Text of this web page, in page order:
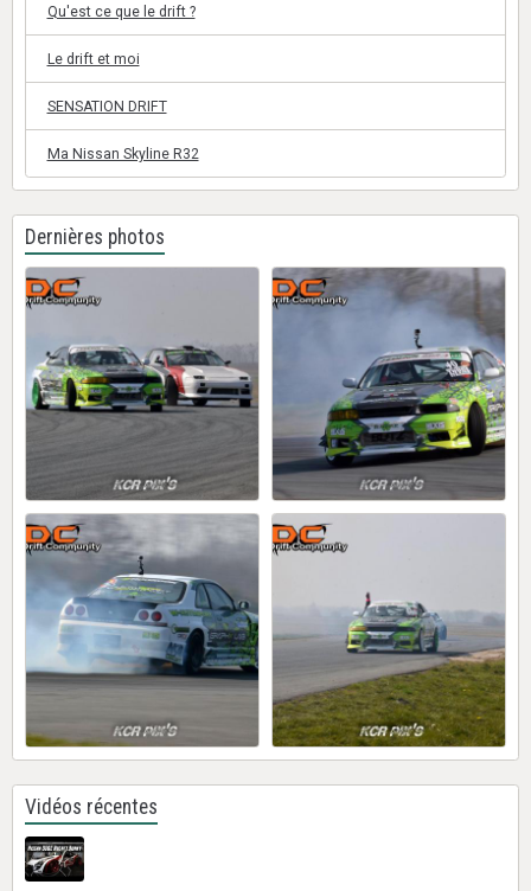
Qu'est ce que le drift ?
Le drift et moi
SENSATION DRIFT
Ma Nissan Skyline R32
Dernières photos
Vidéos récentes